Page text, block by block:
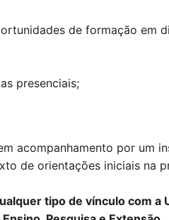
de formação em
presenciais;
acompanhamento por um
de orientações iniciais na
tipo de vínculo com a